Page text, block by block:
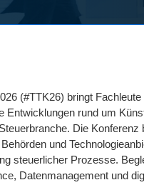
(#TTK26) bringt
Entwicklungen rund um
Die
und
steuerlicher Prozesse.
Datenmanagement und